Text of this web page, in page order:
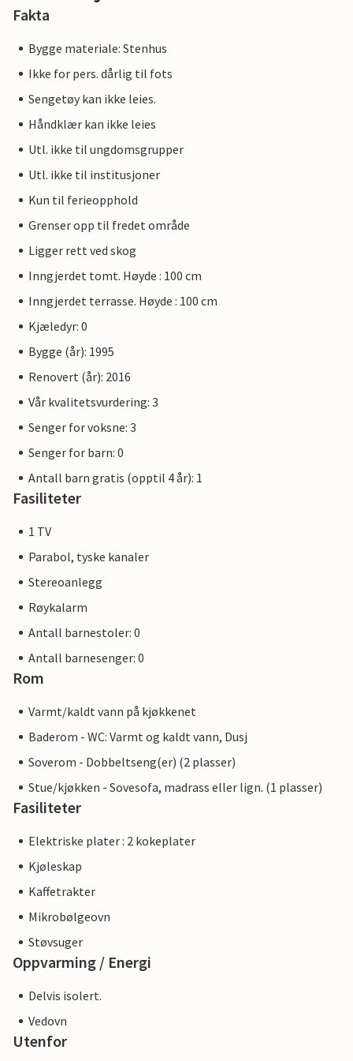
Fakta
Bygge materiale: Stenhus
Ikke for pers. dårlig til fots
Sengetøy kan ikke leies.
Håndklær kan ikke leies
Utl. ikke til ungdomsgrupper
Utl. ikke til institusjoner
Kun til ferieopphold
Grenser opp til fredet område
Ligger rett ved skog
Inngjerdet tomt. Høyde : 100 cm
Inngjerdet terrasse. Høyde : 100 cm
Kjæledyr: 0
Bygge (år): 1995
Renovert (år): 2016
Vår kvalitetsvurdering: 3
Senger for voksne: 3
Senger for barn: 0
Antall barn gratis (opptil 4 år): 1
Fasiliteter
1 TV
Parabol, tyske kanaler
Stereoanlegg
Røykalarm
Antall barnestoler: 0
Antall barnesenger: 0
Rom
Varmt/kaldt vann på kjøkkenet
Baderom - WC: Varmt og kaldt vann, Dusj
Soverom - Dobbeltseng(er) (2 plasser)
Stue/kjøkken - Sovesofa, madrass eller lign. (1 plasser)
Fasiliteter
Elektriske plater : 2 kokeplater
Kjøleskap
Kaffetrakter
Mikrobølgeovn
Støvsuger
Oppvarming / Energi
Delvis isolert.
Vedovn
Utenfor